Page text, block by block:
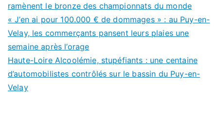
ramènent le bronze des championnats du monde
« J’en ai pour 100.000 € de dommages » : au Puy-en-
Velay, les commerçants pansent leurs plaies une
semaine après l’orage
Haute-Loire Alcoolémie, stupéfiants : une centaine
d’automobilistes contrôlés sur le bassin du Puy-en-
Velay